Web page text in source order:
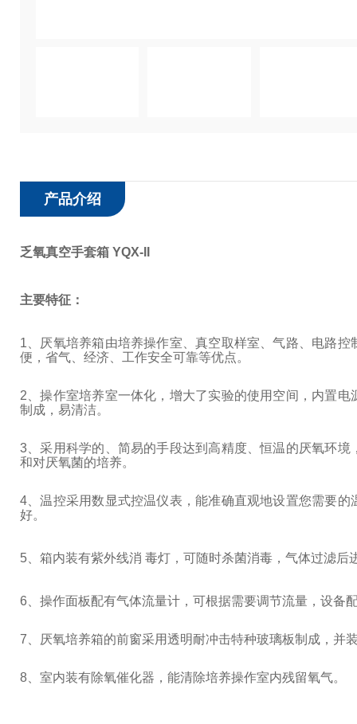
产品介绍
乏氧真空手套箱 YQX-II
主要特征：
1 、厌氧培养箱由培养操作室、真空取样室、气路、电路
便，省气、经济、工作安全可靠等优点。
2 、操作室培养室一体化，增大了实验的使用空间，内置
制成，易清洁。
3 、采用科学的、简易的手段达到高精度、恒温的厌氧环
和对厌氧菌的培养。
4 、温控采用数显式控温仪表，能准确直观地设置您需要
好。
5 、箱内装有紫外线消 毒灯，可随时杀菌消毒，气体过滤后
6 、操作面板配有气体流量计，可根据需要调节流量，设备
7 、厌氧培养箱的前窗采用透明耐冲击特种玻璃板制成，
8 、室内装有除氧催化器，能清除培养操作室内残留氧气。